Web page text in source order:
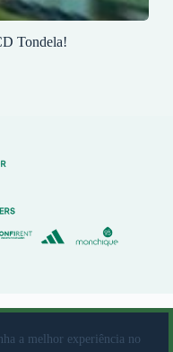
a melhor experiência no
Tondela!
porbrandit